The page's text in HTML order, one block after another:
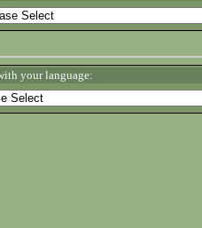
your language: